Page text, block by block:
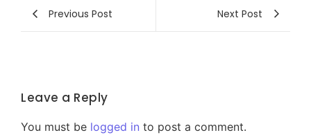
Previous Post Next Post
Leave a Reply
You must be logged in to post a comment.